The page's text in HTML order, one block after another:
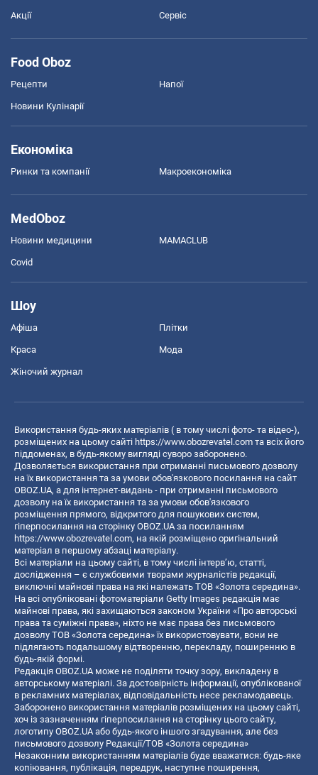
Акції Сервіс
Food Oboz
Рецепти Напої
Новини Кулінарії
Економіка
Ринки та компанії Макроекономіка
MedOboz
Новини медицини MAMACLUB
Covid
Шоу
Афіша Плітки
Краса Мода
Жіночий журнал
Використання будь-яких матеріалів ( в тому числі фото- та відео-),
розміщених на цьому сайті https://www.obozrevatel.com та всіх його
піддоменах, в будь-якому вигляді суворо заборонено.
Дозволяється використання при отриманні письмового дозволу
на їх використання та за умови обов'язкового посилання на сайт
OBOZ.UA, а для інтернет-видань - при отриманні письмового
дозволу на їх використання та за умови обов'язкового
розміщення прямого, відкритого для пошукових систем,
гіперпосилання на сторінку OBOZ.UA за посиланням
https://www.obozrevatel.com, на якій розміщено оригінальний
матеріал в першому абзаці матеріалу.
Всі матеріали на цьому сайті, в тому числі інтерв’ю, статті,
дослідження – є службовими творами журналістів редакції,
виключні майнові права на які належать ТОВ «Золота середина».
На всі опубліковані фотоматеріали Getty Images редакція має
майнові права, які захищаються законом України «Про авторські
права та суміжні права», ніхто не має права без письмового
дозволу ТОВ «Золота середина» їх використовувати, вони не
підлягають подальшому відтворенню, перекладу, поширенню в
будь-якій формі.
Редакція OBOZ.UA може не поділяти точку зору, викладену в
авторському матеріалі. За достовірність інформації, опублікованої
в рекламних матеріалах, відповідальність несе рекламодавець.
Заборонено використання матеріалів розміщених на цьому сайті,
хоч із зазначенням гіперпосилання на сторінку цього сайту,
логотипу OBOZ.UA або будь-якого іншого згадування, але без
письмового дозволу Редакції/ТОВ «Золота середина»
Незаконним використанням матеріалів буде вважатися: будь-яке
копiювання, публiкацiя, передрук, наступне поширення,